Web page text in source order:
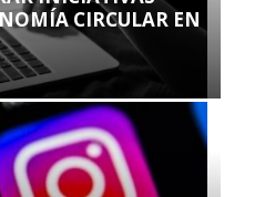
CIRCULAR EN